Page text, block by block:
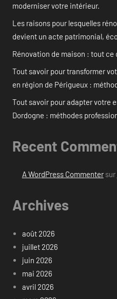
moderniser votre intérieur.
Les raisons pour lesquelles
devient un acte patrimonial,
Rénovation de maison : tout ce
Tout savoir pour transformer
en région de Périgueux :
Tout savoir pour adapter votre
Dordogne : méthodes
Recent
A WordPress Commentersur
Archives
août 2026
juillet 2026
juin 2026
mai 2026
avril 2026